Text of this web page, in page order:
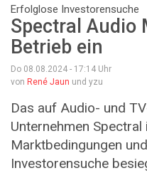
Erfolglose Investorensuche
Spectral Audio
Betrieb ein
Do 08.08.2024 - 17:14 Uhr
von René Jaun und yzu
Das auf Audio- und
Unternehmen
Marktbedingungen
Investorensuche